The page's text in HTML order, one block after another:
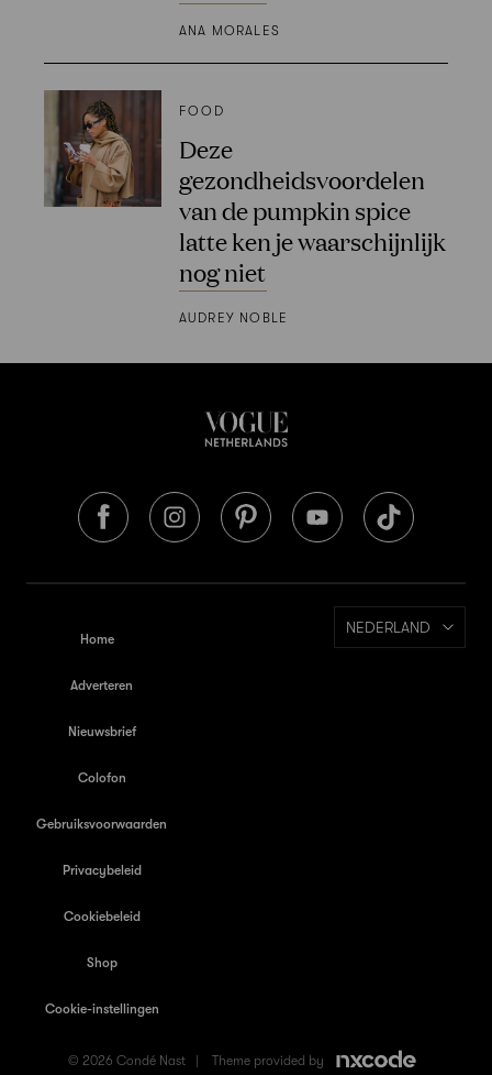
ANA MORALES
FOOD
Deze
gezondheidsvoordelen
van de pumpkin spice
latte ken je waarschijnlijk
nog niet
AUDREY NOBLE
Home
Adverteren
Nieuwsbrief
Colofon
Gebruiksvoorwaarden
Privacybeleid
Cookiebeleid
Shop
Cookie-instellingen
NEDERLAND
© 2026 Condé Nast | Theme provided by